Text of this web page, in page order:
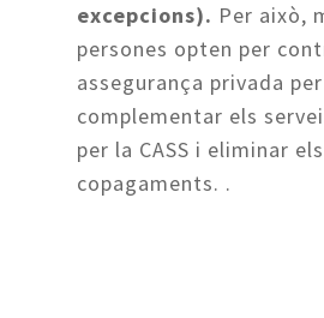
excepcions). Per això,
persones opten per
assegurança privada per
complementar els
per la CASS i eliminar els
copagaments. .